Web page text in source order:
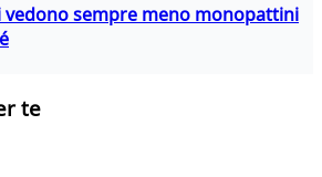
vedono sempre meno monopattini
te